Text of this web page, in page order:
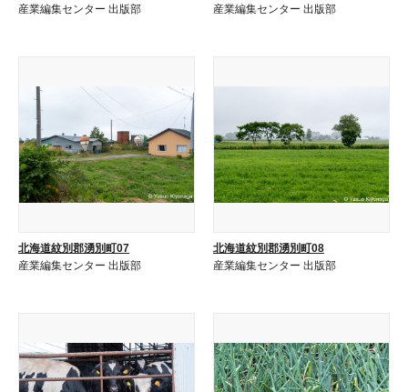
産業編集センター 出版部
産業編集センター 出版部
北海道紋別郡湧別町07
産業編集センター 出版部
北海道紋別郡湧別町08
産業編集センター 出版部